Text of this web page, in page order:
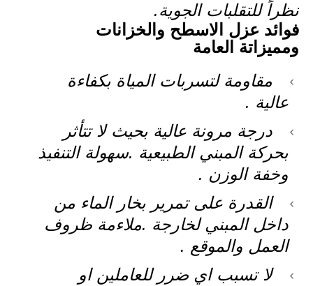
نظراً للتقلبات الجوية.
فوائد عزل الاسطح والخزانات
ومميزاتة العامة
مقاومة لتسربات المياة بكفاءة
عالية .
درجة مرونة عالية بحيث لا تتأثر
بحركة المبني الطبيعية .سهولة التنفيذ
وخفة الوزن .
القدرة على تمرير بخار الماء من
داخل المبني لخارجة .ملاءمة ظروف
العمل والموقع .
لا تسبب اي ضرر للعاملين او